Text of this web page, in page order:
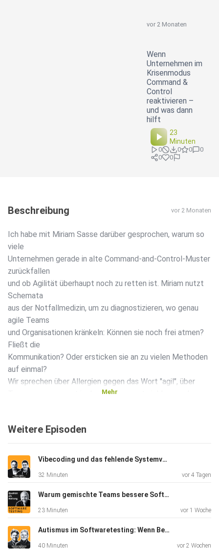
vor 2 Monaten
Wenn
Unternehmen im
Krisenmodus
Command &
Control
reaktivieren –
und was dann
hilft
23
Minuten
0 0 0
0
0
0
Beschreibung vor 2 Monaten
Ich habe mit Miriam Sasse darüber gesprochen, warum so
viele
Unternehmen gerade in alte Command-and-Control-Muster
zurückfallen
und ob Agilität überhaupt noch zu retten ist. Miriam nutzt
Schemata
aus der Notfallmedizin, um zu diagnostizieren, wo genau
agile Teams
und Organisationen kränkeln: Können sie noch frei atmen?
Fließt die
Kommunikation? Oder ersticken sie an zu vielen Methoden
auf einmal?
Wir sprechen über Allergien gegen das Wort "agil", über
Traumamanagement in der Softwareentwicklung und
brauchen.
Mehr
Weitere Episoden
Vibecoding und das fehlende Systemverständnis in der Praxis - Marc Bless, Thomas Ronzon
32 Minuten vor 4 Tagen
Warum gemischte Teams bessere Software bauen - Claudia Nass Bauer
23 Minuten vor 1 Woche
Autismus im Softwaretesting: Wenn Begabung auf die Rennstrecke kommt - Helmut Pichler, Markus Kalbhenn
40 Minuten vor 2 Wochen